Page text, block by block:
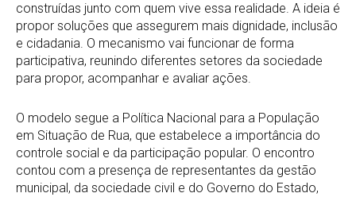
construídas junto com quem vive essa realidade. A ideia é
propor soluções que assegurem mais dignidade, inclusão
e cidadania. O mecanismo vai funcionar de forma
participativa, reunindo diferentes setores da sociedade
para propor, acompanhar e avaliar ações.
O modelo segue a Política Nacional para a População
em Situação de Rua, que estabelece a importância do
controle social e da participação popular. O encontro
contou com a presença de representantes da gestão
municipal, da sociedade civil e do Governo do Estado,